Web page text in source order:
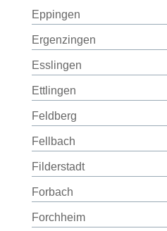
Eppingen
Ergenzingen
Esslingen
Ettlingen
Feldberg
Fellbach
Filderstadt
Forbach
Forchheim